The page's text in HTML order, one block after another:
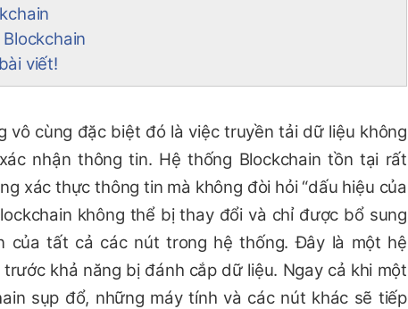
viết!
vô cùng đặc biệt đó là việc truyền tải dữ liệu không
nhận thông tin. Hệ thống Blockchain tồn tại rất
xác thực thông tin mà không đòi hỏi “dấu hiệu của
không thể bị thay đổi và chỉ được bổ sung
của tất cả các nút trong hệ thống. Đây là một hệ
khả năng bị đánh cắp dữ liệu. Ngay cả khi một
sụp đổ, những máy tính và các nút khác sẽ tiếp